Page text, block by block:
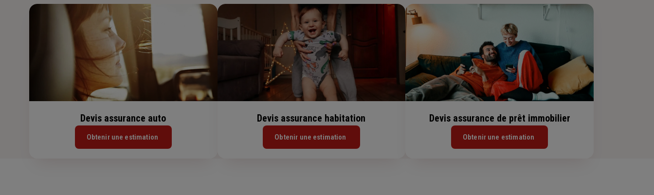
Devis assurance auto
Obtenir une estimation
Devis assurance habitation
Obtenir une estimation
Devis assurance de prêt immobilier
Obtenir une estimation